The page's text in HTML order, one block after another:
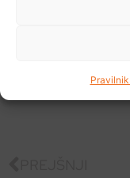
fotografij